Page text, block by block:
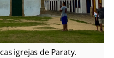
igrejas de Paraty.